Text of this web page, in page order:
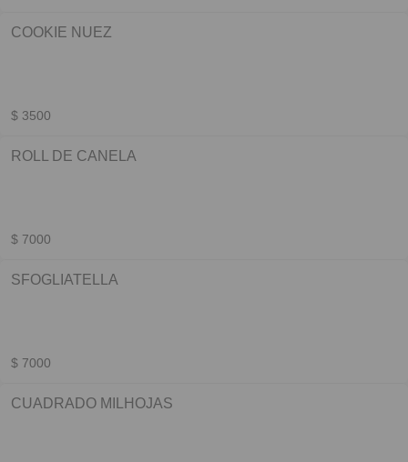
COOKIE NUEZ
$ 3500
ROLL DE CANELA
$ 7000
SFOGLIATELLA
$ 7000
CUADRADO MILHOJAS